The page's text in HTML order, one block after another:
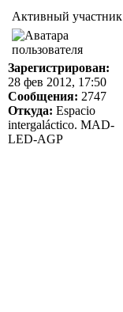
Активный участник
Зарегистрирован:
28 фев 2012, 17:50
Сообщения: 2747
Откуда: Espacio
intergaláctico. MAD-
LED-AGP